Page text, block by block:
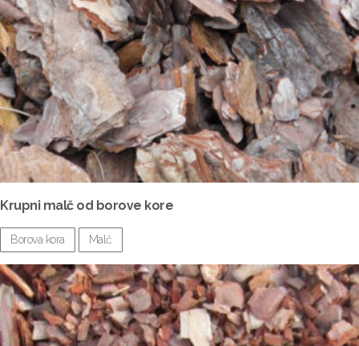
Krupni malč od borove kore
Borova kora Malč